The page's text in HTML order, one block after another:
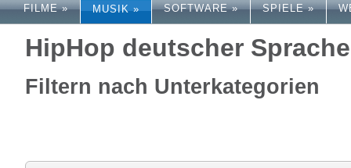
FILME» MUSIK» SOFTWARE» SPIELE»
HipHop deutscher Sprache
Filtern nach Unterkategorien